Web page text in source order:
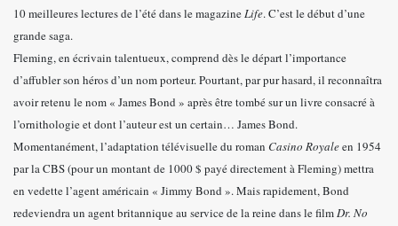
10 meilleures lectures de l’été dans le magazineLife. C’est le début d’une
grande saga.
Fleming, en écrivain talentueux, comprend dès le départ l’importance
d’affubler son héros d’un nom porteur. Pourtant, par pur hasard, il reconnaîtra
avoir retenu le nom « James Bond » après être tombé sur un livre consacré à
l’ornithologie et dont l’auteur est un certain… James Bond.
Momentanément, l’adaptation télévisuelle du roman Casino Royaleen 1954
par la CBS (pour un montant de 1000 $ payé directement à Fleming) mettra
en vedette l’agent américain « Jimmy Bond ». Mais rapidement, Bond
redeviendra un agent britannique au service de la reine dans le filmDr. No